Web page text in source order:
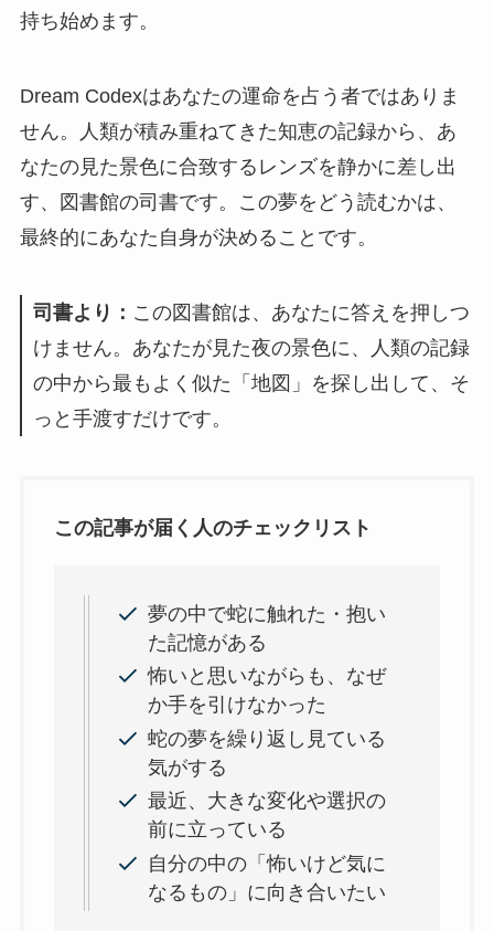
持ち始めます。
Dream Codexはあなたの運命を占う者ではありま
せん。人類が積み重ねてきた知恵の記録から、あ
なたの見た景色に合致するレンズを静かに差し出
す、図書館の司書です。この夢をどう読むかは、
最終的にあなた自身が決めることです。
司書より： この図書館は、あなたに答えを押しつ
けません。あなたが見た夜の景色に、人類の記録
の中から最もよく似た「地図」を探し出して、そ
っと手渡すだけです。
この記事が届く人のチェックリスト
夢の中で蛇に触れた・抱い
た記憶がある
怖いと思いながらも、なぜ
か手を引けなかった
蛇の夢を繰り返し見ている
気がする
最近、大きな変化や選択の
前に立っている
自分の中の「怖いけど気に
なるもの」に向き合いたい